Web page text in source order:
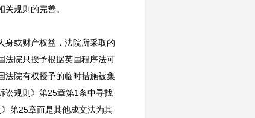
关规则的完善。
或财产权益，法院所采取的
法院只授予根据英国程序法可
法院有权授予的临时措施被集
讼规则》第25章第1条中寻找
第25章而是其他成文法为其